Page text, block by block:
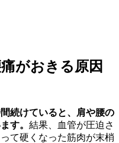
がおきる原因
続けていると、肩や腰の
す。 結果、血管が圧迫さ
て硬くなった筋肉が末梢